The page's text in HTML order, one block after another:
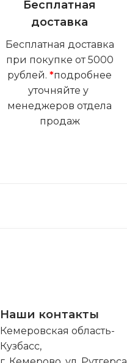
Бесплатная
доставка
Бесплатная доставка
при покупке от 5000
рублей.*подробнее
уточняйте у
менеджеров отдела
продаж
Наши контакты
Кемеровская область-
Кузбасс,